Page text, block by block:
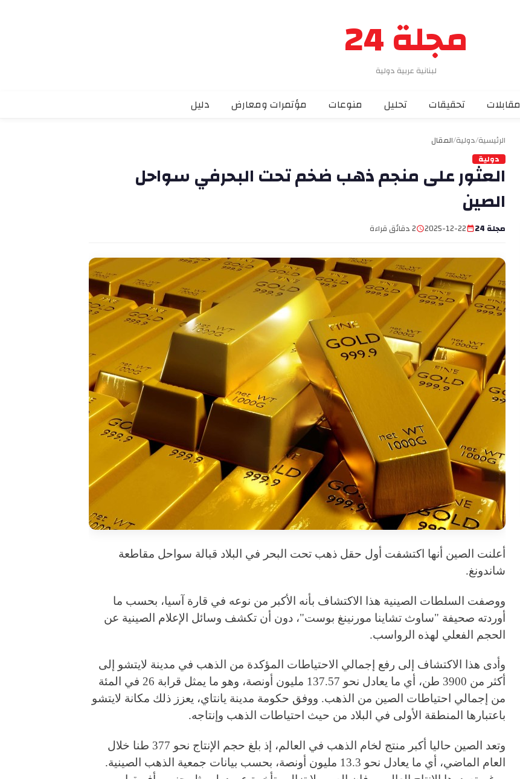
مجلة 24
لبنانية عربية دولية
مقابلات تحقيقات تحليل منوعات مؤتمرات ومعارض دليل
الرئيسية/دولية/المقال
دولية
العثور على منجم ذهب ضخم تحت البحرفي سواحل
الصين
مجلة 24 2025-12-22 2 دقائق قراءة
أعلنت الصين أنها اكتشفت أول حقل ذهب تحت البحر في البلاد قبالة سواحل مقاطعة
شاندونغ.
ووصفت السلطات الصينية هذا الاكتشاف بأنه الأكبر من نوعه في قارة آسيا، بحسب ما
أوردته صحيفة "ساوث تشاينا مورنينغ بوست"، دون أن تكشف وسائل الإعلام الصينية عن
الحجم الفعلي لهذه الرواسب.
وأدى هذا الاكتشاف إلى رفع إجمالي الاحتياطات المؤكدة من الذهب في مدينة لايتشو إلى
أكثر من 3900 طن، أي ما يعادل نحو 137.57 مليون أونصة، وهو ما يمثل قرابة 26 في المئة
من إجمالي احتياطات الصين من الذهب. ووفق حكومة مدينة يانتاي، يعزز ذلك مكانة لايتشو
باعتبارها المنطقة الأولى في البلاد من حيث احتياطات الذهب وإنتاجه.
وتعد الصين حاليا أكبر منتج لخام الذهب في العالم، إذ بلغ حجم الإنتاج نحو 377 طنا خلال
العام الماضي، أي ما يعادل نحو 13.3 مليون أونصة، بحسب بيانات جمعية الذهب الصينية.